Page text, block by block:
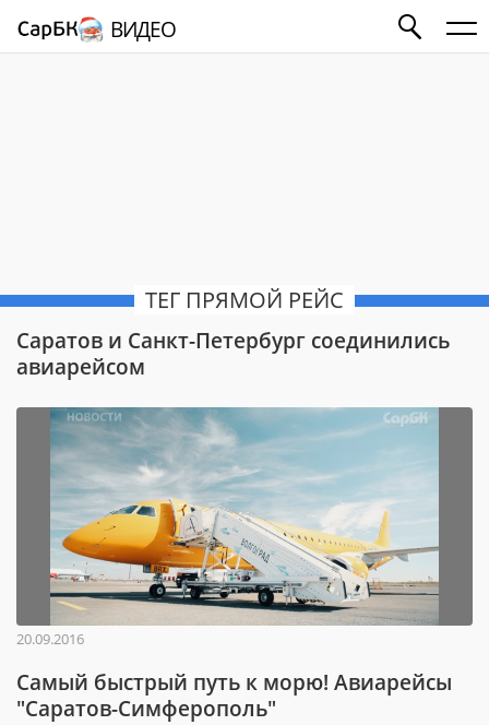
ВИДЕО
ТЕГ ПРЯМОЙ РЕЙС
Саратов и Санкт-Петербург соединились
авиарейсом
20.09.2016
Самый быстрый путь к морю! Авиарейсы
"Саратов-Симферополь"